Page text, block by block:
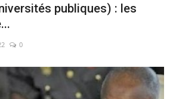
publiques) : les
0